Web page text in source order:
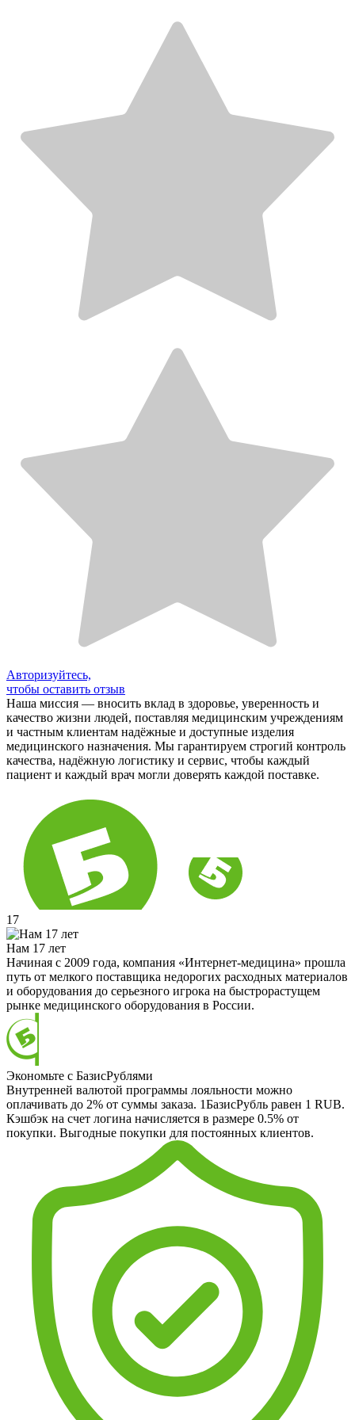
Авторизуйтесь,
чтобы оставить отзыв
Наша миссия — вносить вклад в здоровье, уверенность и
качество жизни людей, поставляя медицинским учреждениям
и частным клиентам надёжные и доступные изделия
медицинского назначения. Мы гарантируем строгий контроль
качества, надёжную логистику и сервис, чтобы каждый
пациент и каждый врач могли доверять каждой поставке.
17
Нам 17 лет
Начиная с 2009 года, компания «Интернет-медицина» прошла
путь от мелкого поставщика недорогих расходных материалов
и оборудования до серьезного игрока на быстрорастущем
рынке медицинского оборудования в России.
Экономьте с БазисРублями
Внутренней валютой программы лояльности можно
оплачивать до 2% от суммы заказа. 1БазисРубль равен 1 RUB.
Кэшбэк на счет логина начисляется в размере 0.5% от
покупки. Выгодные покупки для постоянных клиентов.